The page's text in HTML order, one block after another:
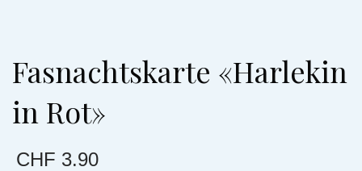
Fasnachtskarte «Harlekin
in Rot»
CHF 3.90